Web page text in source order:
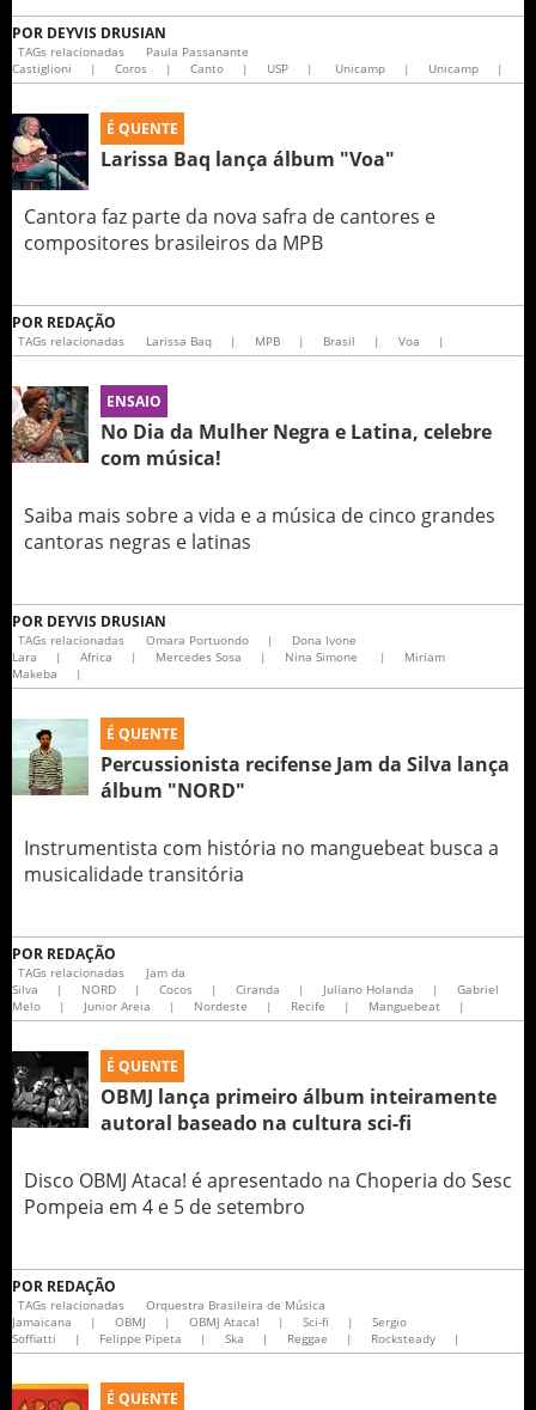
POR DEYVIS DRUSIAN
TAGs relacionadas
Paula Passanante
Castiglioni
| Coros | Canto | USP | Unicamp | Unicamp |
É QUENTE
Larissa Baq lança álbum "Voa"
Cantora faz parte da nova safra de cantores e
compositores brasileiros da MPB
POR REDAÇÃO
TAGs relacionadas Larissa Baq | MPB | Brasil | Voa |
ENSAIO
No Dia da Mulher Negra e Latina, celebre
com música!
Saiba mais sobre a vida e a música de cinco grandes
cantoras negras e latinas
POR DEYVIS DRUSIAN
TAGs relacionadas Omara Portuondo |
Dona Ivone
Lara
| Africa | Mercedes Sosa | Nina Simone |
Miriam
Makeba
|
É QUENTE
Percussionista recifense Jam da Silva lança
álbum "NORD"
Instrumentista com história no manguebeat busca a
musicalidade transitória
POR REDAÇÃO
TAGs relacionadas
Jam da
Silva
| NORD | Cocos | Ciranda | Juliano Holanda |
Gabriel
Melo
| Junior Areia | Nordeste | Recife | Manguebeat |
É QUENTE
OBMJ lança primeiro álbum inteiramente
autoral baseado na cultura sci-fi
Disco OBMJ Ataca! é apresentado na Choperia do Sesc
Pompeia em 4 e 5 de setembro
POR REDAÇÃO
TAGs relacionadas
Orquestra Brasileira de Música
Jamaicana
| OBMJ | OBMJ Ataca! | Sci-fi |
Sergio
Soffiatti
| Felippe Pipeta | Ska | Reggae | Rocksteady |
É QUENTE